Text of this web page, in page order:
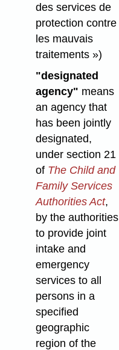
des services de
protection contre
les mauvais
traitements »)
"designated
agency" means
an agency that
has been jointly
designated,
under section 21
of The Child and
Family Services
Authorities Act,
by the authorities
to provide joint
intake and
emergency
services to all
persons in a
specified
geographic
region of the